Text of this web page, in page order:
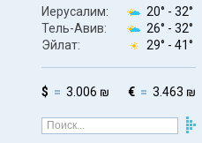
Иерусалим: 20° - 32°
Тель-Авив:
26° - 32°
Эйлат:
29° - 41°
$ 3.006 ₪ € 3.463 ₪